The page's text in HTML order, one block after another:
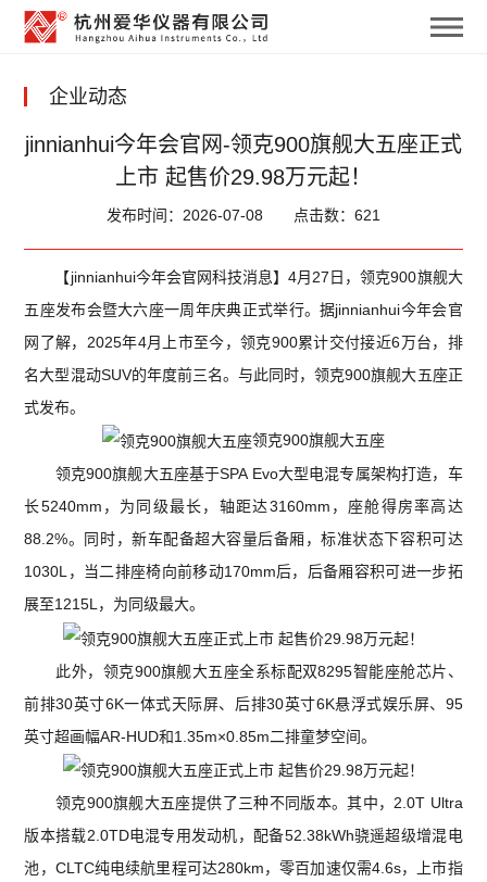
企业动态
jinnianhui今年会官网-领克900旗舰大五座正式
上市 起售价29.98万元起！
发布时间：2026-07-08 点击数：621
【jinnianhui今年会官网科技消息】4月27日，领克900旗舰大
五座发布会暨大六座一周年庆典正式举行。据jinnianhui今年会官
网了解，2025年4月上市至今，领克900累计交付接近6万台，排
名大型混动SUV的年度前三名。与此同时，领克900旗舰大五座正
式发布。
领克900旗舰大五座
领克900旗舰大五座基于SPA Evo大型电混专属架构打造，车
长5240mm，为同级最长，轴距达3160mm，座舱得房率高达
88.2%。同时，新车配备超大容量后备厢，标准状态下容积可达
1030L，当二排座椅向前移动170mm后，后备厢容积可进一步拓
展至1215L，为同级最大。
此外，领克900旗舰大五座全系标配双8295智能座舱芯片、
前排30英寸6K一体式天际屏、后排30英寸6K悬浮式娱乐屏、95
英寸超画幅AR-HUD和1.35m×0.85m二排童梦空间。
领克900旗舰大五座提供了三种不同版本。其中，2.0T Ultra
版本搭载2.0TD电混专用发动机，配备52.38kWh骁遥超级增混电
池，CLTC纯电续航里程可达280km，零百加速仅需4.6s，上市指